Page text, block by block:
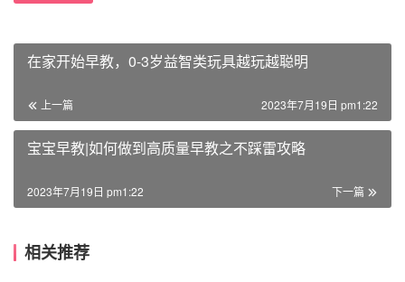
在家开始早教，0-3岁益智类玩具越玩越聪明
上一篇 2023年7月19日 pm1:22
宝宝早教|如何做到高质量早教之不踩雷攻略
下一篇
2023年7月19日 pm1:22
相关推荐